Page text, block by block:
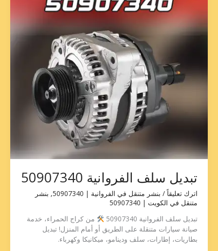
تبديل سلف الفروانية 50907340
اترك تعليقاً / بنشر متنقل في الفروانية | 50907340 , بنشر
متنقل في الكويت | 50907340
تبديل سلف الفروانية 50907340
من كراج الحمراء، خدمة
صيانة سيارات متنقلة على الطريق أو أمام المنزل! تبديل
بطاريات، إطارات، سلف ودينامو، ميكانيكا وكهرباء.